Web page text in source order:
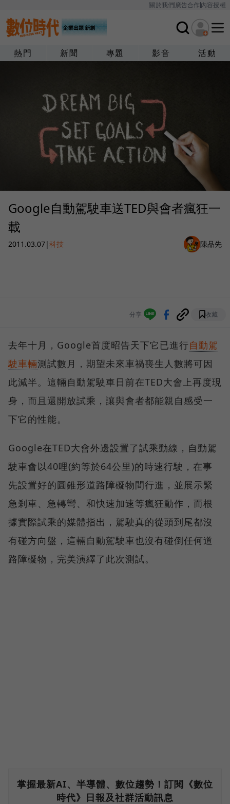
關於我們廣告合作內容授權
熱門 新聞 專題 影音 活動
Google自動駕駛車送TED與會者瘋狂一
載
2011.03.07|科技 陳品先
分享 收藏
去年十月，Google首度昭告天下它已進行自動駕
駛車輛測試數月，期望未來車禍喪生人數將可因
此減半。這輛自動駕駛車日前在TED大會上再度現
身，而且還開放試乘，讓與會者都能親自感受一
下它的性能。
Google在TED大會外邊設置了試乘動線，自動駕
駛車會以40哩(約等於64公里)的時速行駛，在事
先設置好的圓錐形道路障礙物間行進，並展示緊
急剎車、急轉彎、和快速加速等瘋狂動作，而根
據實際試乘的媒體指出，駕駛真的從頭到尾都沒
有碰方向盤，這輛自動駕駛車也沒有碰倒任何道
路障礙物，完美演繹了此次測試。
掌握最新AI、半導體、數位趨勢！訂閱《數位
時代》日報及社群活動訊息